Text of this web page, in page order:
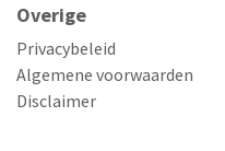
Overige
Privacybeleid
Algemene voorwaarden
Disclaimer